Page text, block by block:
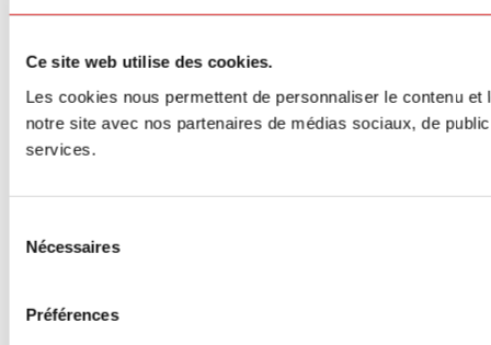
Ce site web utilise des cookies.
Les cookies nous permettent de personnaliser le contenu
notre site avec nos partenaires de médias sociaux, de
services.
Nécessaires
Préférences